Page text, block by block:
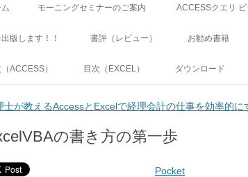
モーニングセミナーのご案内 ACCESSクエリ
版します！！ 書評（レビュー） お勧め書籍
ACCESS） 目次（EXCEL） ダウンロード
士が教えるAccessとExcelで経理会計の仕事を効率的に
の書き方の第一歩
Pocket